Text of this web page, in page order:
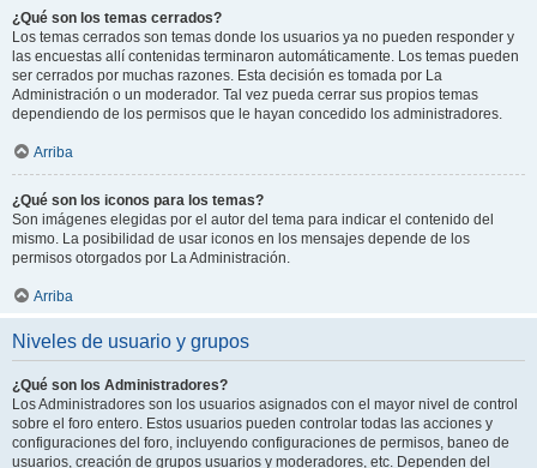
¿Qué son los temas cerrados?
Los temas cerrados son temas donde los usuarios ya no pueden responder y
las encuestas allí contenidas terminaron automáticamente. Los temas pueden
ser cerrados por muchas razones. Esta decisión es tomada por La
Administración o un moderador. Tal vez pueda cerrar sus propios temas
dependiendo de los permisos que le hayan concedido los administradores.
Arriba
¿Qué son los iconos para los temas?
Son imágenes elegidas por el autor del tema para indicar el contenido del
mismo. La posibilidad de usar iconos en los mensajes depende de los
permisos otorgados por La Administración.
Arriba
Niveles de usuario y grupos
¿Qué son los Administradores?
Los Administradores son los usuarios asignados con el mayor nivel de control
sobre el foro entero. Estos usuarios pueden controlar todas las acciones y
configuraciones del foro, incluyendo configuraciones de permisos, baneo de
usuarios, creación de grupos usuarios y moderadores, etc. Dependen del